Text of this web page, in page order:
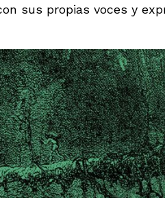
sus propias voces y